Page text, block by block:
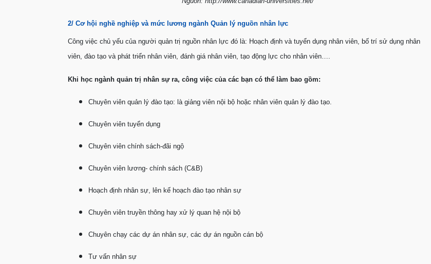
2/ Cơ hội nghề nghiệp và mức lương ngành Quản lý nguồn nhân lực
Công việc chủ yếu của người quản trị nguồn nhân lực đó là: Hoạch định và tuyển dụng nhân viên, bố trí sử dụng nhân
viên, đào tạo và phát triển nhân viên, đánh giá nhân viên, tạo động lực cho nhân viên….
Khi học ngành quản trị nhân sự ra, công việc của các bạn có thể làm bao gồm:
Chuyên viên quản lý đào tạo: là giảng viên nội bộ hoặc nhân viên quản lý đào tạo.
Chuyên viên tuyển dụng
Chuyên viên chính sách-đãi ngộ
Chuyên viên lương- chính sách (C&B)
Hoạch định nhân sự, lên kế hoạch đào tạo nhân sự
Chuyên viên truyền thông hay xử lý quan hệ nội bộ
Chuyên chạy các dự án nhân sự, các dự án nguồn cán bộ
Tư vấn nhân sự